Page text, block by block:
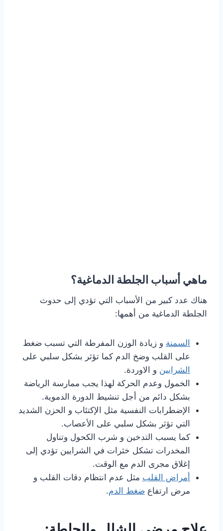
ماهي أسباب الجلطة الدماغية؟
هناك عدد كبير من الأسباب التي تؤدي إلى حدوث
الجلطة الدماغية من أهمها:
السمنة و زيادة الوزن المفرطة التي تسبب ضغط
على القلب وضخ الدم كما تؤثر بشكل سلبي على
الشرايين و الاوردة.
الخمول وعدم الحركة لهذا يجب ممارسة الرياضة
بشكل دائم من أجل تنشيط الدورة الدموية.
الإضطرابات النفسية مثل الإكتئاب و الحزن الشديد
التي تؤثر بشكل سلبي على الأعصاب.
كما يسبب التدخين و شرب الكحول وتناول
المخدرات تشكل خثرات في الشرايين تؤدي إلى
إغلاق مجرى الدم مع الوقت.
أمراض القلب مثل عدم انتظام دقات القلب و
مرض ارتفاع ضغط الدم.